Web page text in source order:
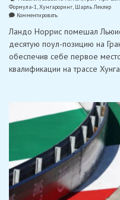
Формула-1,Хунгароринг, Шарль Леклер
Комментироватьon
опередил
«Ferrari»
и
поул
Ландо Норрис помешал
десятую поул-позицию на
обеспечив себе первое
квалификации на трассе